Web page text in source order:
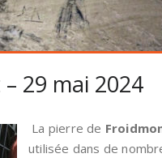
29 mai 2024
La pierre de
utilisée dans de